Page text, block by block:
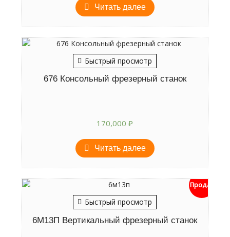
Читать далее
Быстрый просмотр
676 Консольный фрезерный станок
170,000₽
Читать далее
Быстрый просмотр
Продан
6М13П Вертикальный фрезерный станок